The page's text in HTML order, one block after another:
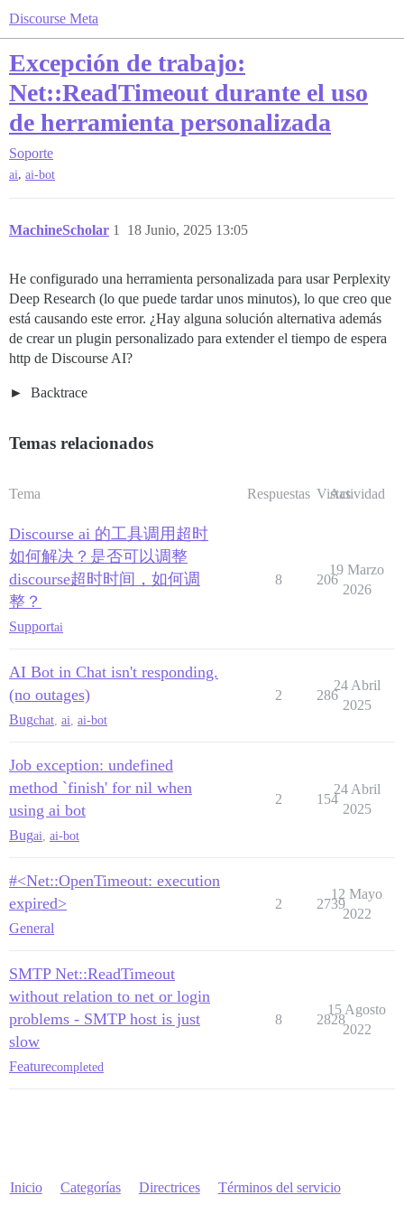
Discourse Meta
Excepción de trabajo:
Net::ReadTimeout durante el uso
de herramienta personalizada
Soporte
ai, ai-bot
MachineScholar 18 Junio, 2025 13:05
1
He configurado una herramienta personalizada para usar Perplexity
Deep Research (lo que puede tardar unos minutos), lo que creo que
está causando este error. ¿Hay alguna solución alternativa además
de crear un plugin personalizado para extender el tiempo de espera
http de Discourse AI?
Backtrace
Temas relacionados
Tema Respuestas Vistas
Actividad
Discourse ai 的工具调用超时
如何解决？是否可以调整
discourse超时时间，如何调
整？
Supportai
8 206
19 Marzo
2026
AI Bot in Chat isn't responding.
(no outages)
Bugchat ai ai-bot
2 286
24 Abril
2025
Job exception: undefined
method `finish' for nil when
using ai bot
Bugai ai-bot
2 154
24 Abril
2025
#<Net::OpenTimeout: execution
expired>
General
2 2739
12 Mayo
2022
SMTP Net::ReadTimeout
without relation to net or login
problems - SMTP host is just
slow
Featurecompleted
8 2828
15 Agosto
2022
Inicio Categorías Directrices Términos del servicio